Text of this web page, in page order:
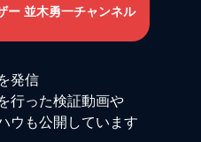
ー 並木勇一チャンネル
発信
行った検証動画や
ウも公開しています